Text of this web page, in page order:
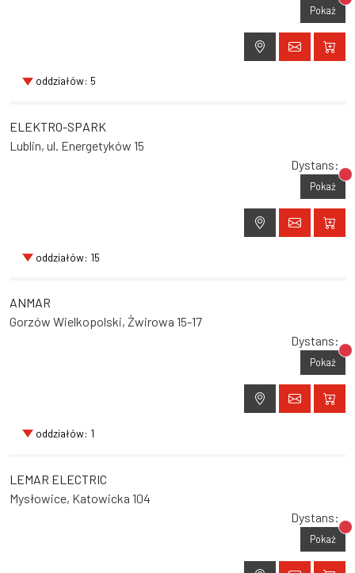
Pokaż
oddziałów: 5
ELEKTRO-SPARK
Lublin, ul. Energetyków 15
Dystans:
Pokaż
oddziałów: 15
ANMAR
Gorzów Wielkopolski, Żwirowa 15-17
Dystans:
Pokaż
oddziałów: 1
LEMAR ELECTRIC
Mysłowice, Katowicka 104
Dystans:
Pokaż